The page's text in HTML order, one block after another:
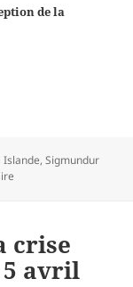
de la
Mots-
clés
Islande,Sigmundur
crise
avril